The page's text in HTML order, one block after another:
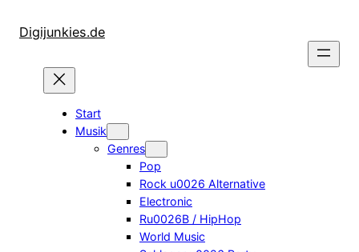
InhaltDigijunkies.de
Start
Musik
Genres
Pop
Rock u0026 Alternative
Electronic
Ru0026B / HipHop
World Music